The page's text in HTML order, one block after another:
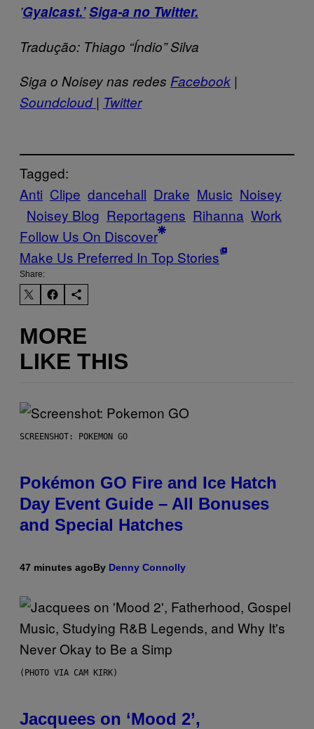
’Gyalcast.’Siga-a no Twitter.
Tradução: Thiago “Índio” Silva
Siga o Noisey nas redes Facebook |
Soundcloud| Twitter
Tagged:
Anti Clipe dancehall Drake Music Noisey
Noisey Blog Reportagens Rihanna Work
Follow Us On Discover
Make Us Preferred In Top Stories
Share:
MORE
LIKE THIS
SCREENSHOT: POKEMON GO
Pokémon GO Fire and Ice Hatch
Day Event Guide – All Bonuses
and Special Hatches
47 minutes agoBy Denny Connolly
(PHOTO VIA CAM KIRK)
Jacquees on ‘Mood 2’,